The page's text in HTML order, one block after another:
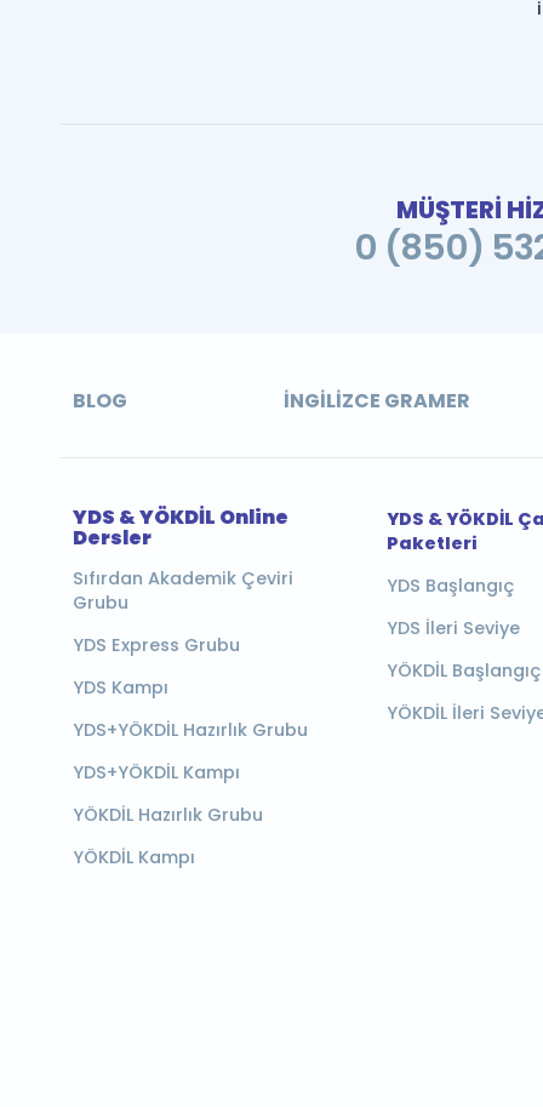
MÜŞTERİ
0 (850)
BLOG İNGILIZCE GRAMER
YDS & YÖKDİL Online
Dersler
Sıfırdan Akademik Çeviri
Grubu
YDS Express Grubu
YDS Kampı
YDS+YÖKDİL Hazırlık Grubu
YDS+YÖKDİL Kampı
YÖKDİL Hazırlık Grubu
YÖKDİL Kampı
YDS & YÖKDİL
Paketleri
YDS Başlangıç
YDS İleri Seviye
YÖKDİL Başlangıç
YÖKDİL İleri